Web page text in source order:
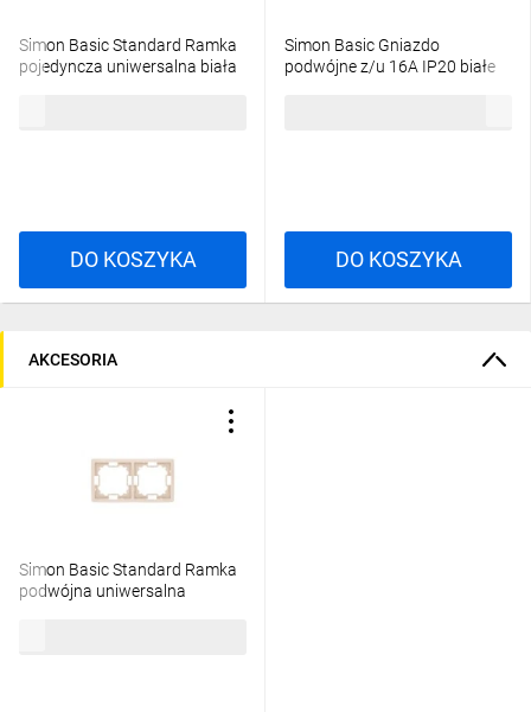
Simon Basic Standard Ramka
pojedyncza uniwersalna biała
DO KOSZYKA
Simon Basic Gniazdo
podwójne z/u 16A IP20 białe
DO KOSZYKA
AKCESORIA
Simon Basic Standard Ramka
podwójna uniwersalna